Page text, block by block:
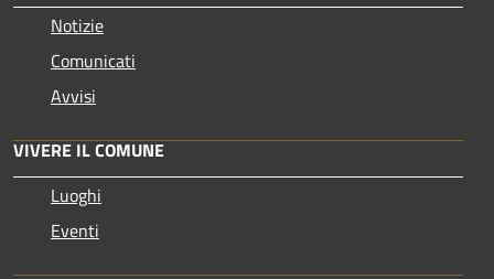
Notizie
Comunicati
Avvisi
VIVERE IL COMUNE
Luoghi
Eventi